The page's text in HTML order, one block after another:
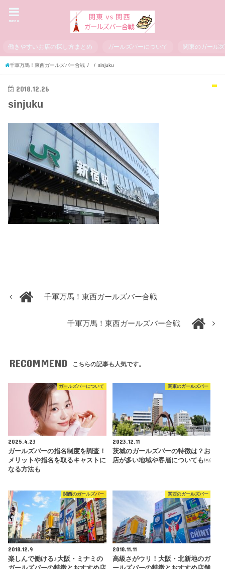
menu
働きやすいお店の探し方まとめ ガールズバーについて 関東のガール
千軍万馬！東西ガールズバー合戦 sinjuku
2018.12.26
sinjuku
千軍万馬！東西ガールズバー合戦
千軍万馬！東西ガールズバー合戦
RECOMMEND こちらの記事も人気です。
ガールズバーについて
2025.4.23
ガールズバーの指名制度を調査！
メリットや指名を取るキャストに
なる方法も
関東のガールズバー
2023.12.11
茨城のガールズバーの特徴は？お
店が多い地域や客層についても￼
関西のガールズバー
2018.12.9
楽しんで働ける♪大阪・ミナミの
関西のガールズバー
2018.11.11
高級さがウリ！大阪・北新地のガ